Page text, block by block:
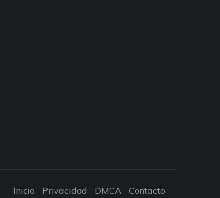
Inicio Privacidad DMCA Contacto